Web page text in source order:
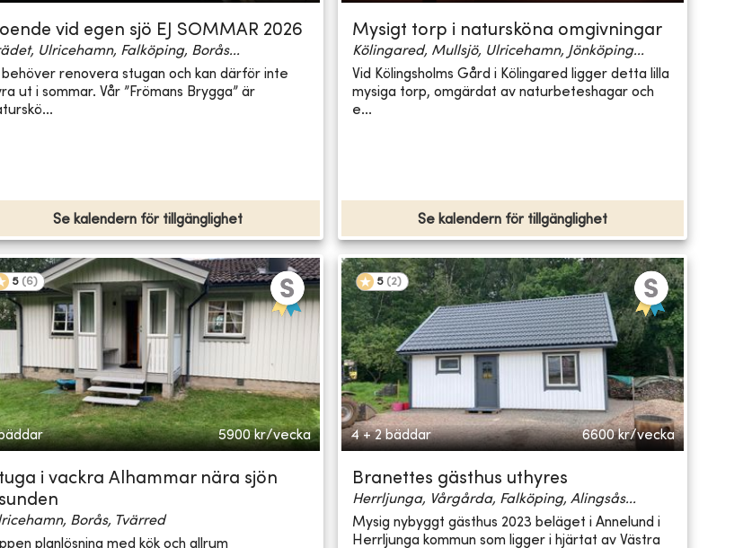
vid egen sjö EJ SOMMAR 2026
Ulricehamn, Falköping, Borås...
behöver renovera stugan och kan därför inte
ut i sommar. Vår ”Frömans Brygga” är
Se kalendern för tillgänglighet
Mysigt torp i natursköna omgivningar
Kölingared, Mullsjö, Ulricehamn, Jönköping...
Vid Kölingsholms Gård i Kölingared ligger detta lilla
mysiga torp, omgärdat av naturbeteshagar och
e...
Se kalendern för tillgänglighet
5 (6)
5900 kr/vecka
i vackra Alhammar nära sjön
Borås, Tvärred
planlösning med kök och allrum
5 (2)
4 + 2 bäddar 6600 kr/vecka
Branettes gästhus uthyres
Herrljunga, Vårgårda, Falköping, Alingsås...
Mysig nybyggt gästhus 2023 beläget i Annelund i
Herrljunga kommun som ligger i hjärtat av Västra